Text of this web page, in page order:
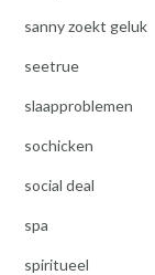
sanny zoekt geluk
seetrue
slaapproblemen
sochicken
social deal
spa
spiritueel